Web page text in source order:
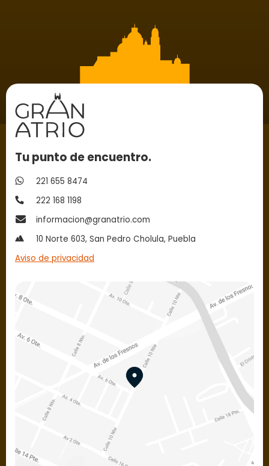
Tu punto de encuentro.
221 655 8474
222 168 1198
informacion@granatrio.com
10 Norte 603, San Pedro Cholula, Puebla
Aviso de privacidad